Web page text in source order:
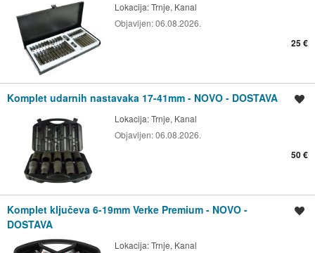
Lokacija:Trnje, Kanal
Objavljen:06.08.2026.
25 €
Komplet udarnih nastavaka 17-41mm - NOVO - DOSTAVA
Lokacija:Trnje, Kanal
Objavljen:06.08.2026.
50 €
Komplet ključeva 6-19mm Verke Premium - NOVO -
DOSTAVA
Lokacija:Trnje, Kanal